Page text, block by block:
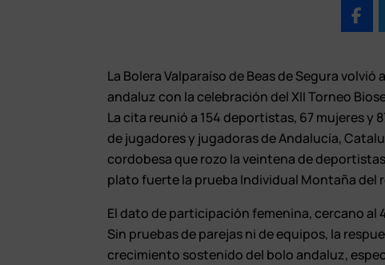
La Bolera Valparaíso de Beas de Segura
andaluz con la celebración del XII Torneo
La cita reunió a 154 deportistas, 67 mujeres y
de jugadores y jugadoras de Andalucía,
cordobesa que rozo la veintena de
plato fuerte la prueba Individual Montaña del
El dato de participación femenina, cercano al
Sin pruebas de parejas ni de equipos, la
crecimiento sostenido del bolo andaluz,